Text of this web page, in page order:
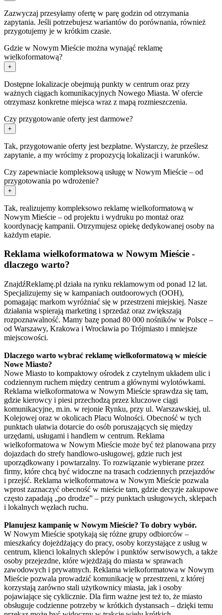
Zazwyczaj przesyłamy ofertę w parę godzin od otrzymania
zapytania. Jeśli potrzebujesz wariantów do porównania, również
przygotujemy je w krótkim czasie.
Gdzie w Nowym Mieście można wynająć reklamę
wielkoformatową?
+
Dostępne lokalizacje obejmują punkty w centrum oraz przy
ważnych ciągach komunikacyjnych Nowego Miasta. W ofercie
otrzymasz konkretne miejsca wraz z mapą rozmieszczenia.
Czy przygotowanie oferty jest darmowe?
+
Tak, przygotowanie oferty jest bezpłatne. Wystarczy, że prześlesz
zapytanie, a my wrócimy z propozycją lokalizacji i warunków.
Czy zapewniacie kompleksową usługę w Nowym Mieście – od
przygotowania po wdrożenie?
+
Tak, realizujemy kompleksowo reklamę wielkoformatową w
Nowym Mieście – od projektu i wydruku po montaż oraz
koordynację kampanii. Otrzymujesz opiekę dedykowanej osoby na
każdym etapie.
Reklama wielkoformatowa w Nowym Mieście -
dlaczego warto?
ZnajdźReklamę.pl działa na rynku reklamowym od ponad 12 lat.
Specjalizujemy się w kampaniach outdoorowych (OOH),
pomagając markom wyróżniać się w przestrzeni miejskiej. Nasze
działania wspierają marketing i sprzedaż oraz zwiększają
rozpoznawalność. Mamy bazę ponad 80 000 nośników w Polsce –
od Warszawy, Krakowa i Wrocławia po Trójmiasto i mniejsze
miejscowości.
Dlaczego warto wybrać reklamę wielkoformatową w mieście
Nowe Miasto?
Nowe Miasto to kompaktowy ośrodek z czytelnym układem ulic i
codziennym ruchem między centrum a głównymi wylotówkami.
Reklama wielkoformatowa w Nowym Mieście sprawdza się tam,
gdzie kierowcy i piesi przechodzą przez kluczowe ciągi
komunikacyjne, m.in. w rejonie Rynku, przy ul. Warszawskiej, ul.
Kolejowej oraz w okolicach Placu Wolności. Obecność w tych
punktach ułatwia dotarcie do osób poruszających się między
urzędami, usługami i handlem w centrum. Reklama
wielkoformatowa w Nowym Mieście może być też planowana przy
dojazdach do strefy handlowo-usługowej, gdzie ruch jest
uporządkowany i powtarzalny. To rozwiązanie wybierane przez
firmy, które chcą być widoczne na trasach codziennych przejazdów
i przejść. Reklama wielkoformatowa w Nowym Mieście pozwala
wprost zaznaczyć obecność w mieście tam, gdzie decyzje zakupowe
często zapadają „po drodze” – przy punktach usługowych, sklepach
i lokalnych węzłach ruchu.
Planujesz kampanię w Nowym Mieście? To dobry wybór.
W Nowym Mieście spotykają się różne grupy odbiorców –
mieszkańcy dojeżdżający do pracy, osoby korzystające z usług w
centrum, klienci lokalnych sklepów i punktów serwisowych, a także
osoby przejezdne, które wjeżdżają do miasta w sprawach
zawodowych i prywatnych. Reklama wielkoformatowa w Nowym
Mieście pozwala prowadzić komunikację w przestrzeni, z której
korzystają zarówno stali użytkownicy miasta, jak i osoby
pojawiające się cyklicznie. Dla firm ważne jest też to, że miasto
obsługuje codzienne potrzeby w krótkich dystansach – dzięki temu